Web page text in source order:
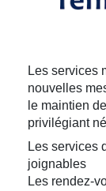
Les services
nouvelles
le maintien
privilégiant
Les services
joignables
Les rendez-